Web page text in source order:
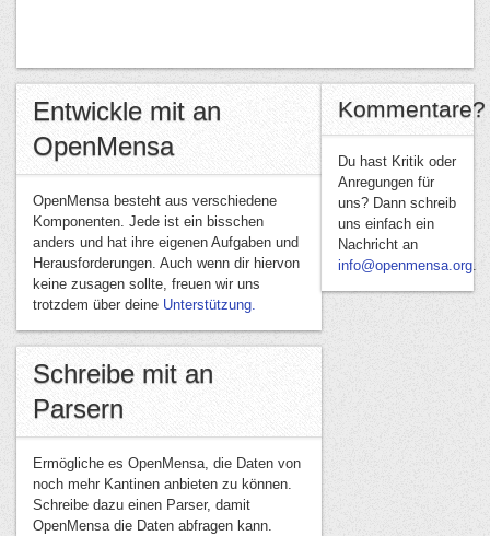
Entwickle mit an
OpenMensa
OpenMensa besteht aus verschiedene
Komponenten. Jede ist ein bisschen
anders und hat ihre eigenen Aufgaben und
Herausforderungen. Auch wenn dir hiervon
keine zusagen sollte, freuen wir uns
trotzdem über deine Unterstützung.
Schreibe mit an
Parsern
Ermögliche es OpenMensa, die Daten von
noch mehr Kantinen anbieten zu können.
Schreibe dazu einen Parser, damit
OpenMensa die Daten abfragen kann.
Kommentare?
Du hast Kritik oder
Anregungen für
uns? Dann schreib
uns einfach ein
Nachricht an
info@openmensa.org.